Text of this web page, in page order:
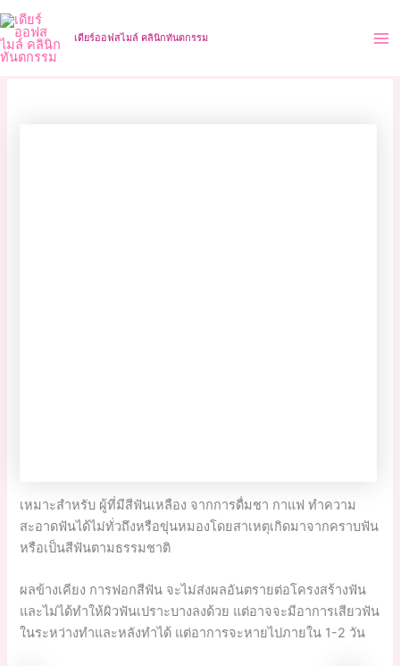
Skip
to
content
เดียร์ออฟสไมล์ คลินิกทันตกรรม
เหมาะสำหรับ ผู้ที่มีสีฟันเหลือง จากการดื่มชา กาแฟ ทำความ
สะอาดฟันได้ไม่ทั่วถึงหรือขุ่นหมองโดยสาเหตุเกิดมาจากคราบฟัน
หรือเป็นสีฟันตามธรรมชาติ
ผลข้างเคียง การฟอกสีฟัน จะไม่ส่งผลอันตรายต่อโครงสร้างฟัน
และไม่ได้ทำให้ผิวฟันเปราะบางลงด้วย แต่อาจจะมีอาการเสียวฟัน
ในระหว่างทำและหลังทำได้ แต่อาการจะหายไปภายใน 1-2 วัน